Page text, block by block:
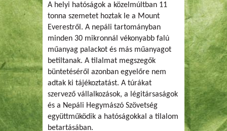
A helyi hatóságok a közelmúltban 11
tonna szemetet hoztak le a Mount
Everestről. A nepáli tartományban
minden 30 mikronnál vékonyabb falú
műanyag palackot és más műanyagot
betiltanak. A tilalmat megszegők
büntetéséről azonban egyelőre nem
adtak ki tájékoztatást. A túrákat
szervező vállalkozások, a légitársaságok
és a Nepáli Hegymászó Szövetség
együttműködik a hatóságokkal a tilalom
betartásában.